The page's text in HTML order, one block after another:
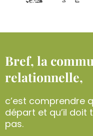
Bref, la
relationnelle,
c’est comprendre
départ et qu’il doit
pas.